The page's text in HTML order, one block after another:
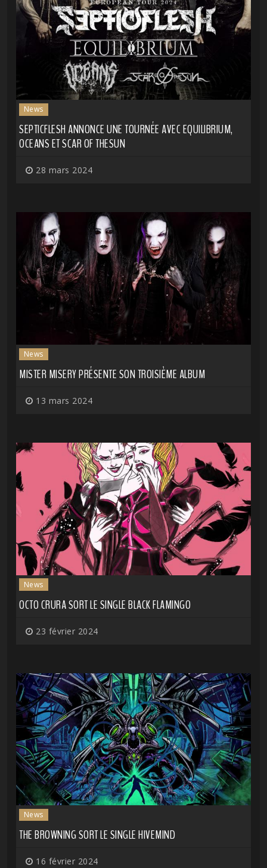
News
SEPTICFLESH ANNONCE UNE TOURNÉE AVEC EQUILIBRIUM,
OCEANS ET SCAR OF THESUN
28 mars 2024
News
MISTER MISERY PRÉSENTE SON TROISIÈME ALBUM
13 mars 2024
News
OCTO CRURA SORT LE SINGLE BLACK FLAMINGO
23 février 2024
News
THE BROWNING SORT LE SINGLE HIVEMIND
16 février 2024